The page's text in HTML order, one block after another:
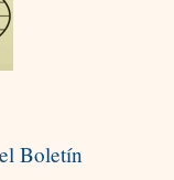
Boletín